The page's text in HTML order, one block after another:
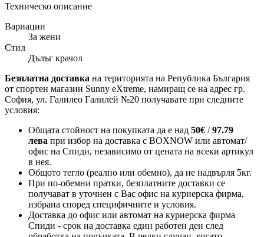
Техническо описание
Вариации
За жени
Стил
Дълъг крачол
Безплатна доставка на територията на Република България
от спортен магазин Sunny eXtreme, намиращ се на адрес гр.
София, ул. Галилео Галилей №20 получавате при следните
условия:
Общата стойност на покупката да е над 50€ / 97.79
лева при избор на доставка с BOXNOW или автомат/
офис на Спиди, независимо от цената на всеки артикул
в нея.
Общото тегло (реално или обемно), да не надвърля 5кг.
При по-обемни пратки, безплатните доставки се
получават в уточнен с Вас офис на куриерска фирма,
избрана според специфичните и условия.
Доставка до офис или автомат на куриерска фирма
Спиди - срок на доставка един работен ден след